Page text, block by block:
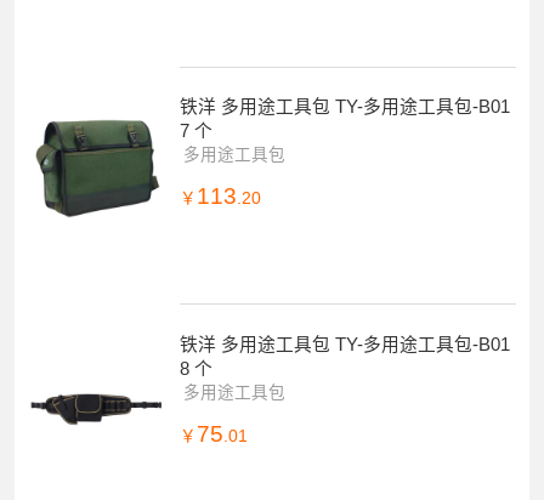
铁洋 多用途工具包 TY-多用途工具包-B01
7 个
多用途工具包
￥ 113.20
铁洋 多用途工具包 TY-多用途工具包-B01
8 个
多用途工具包
￥ 75 .01